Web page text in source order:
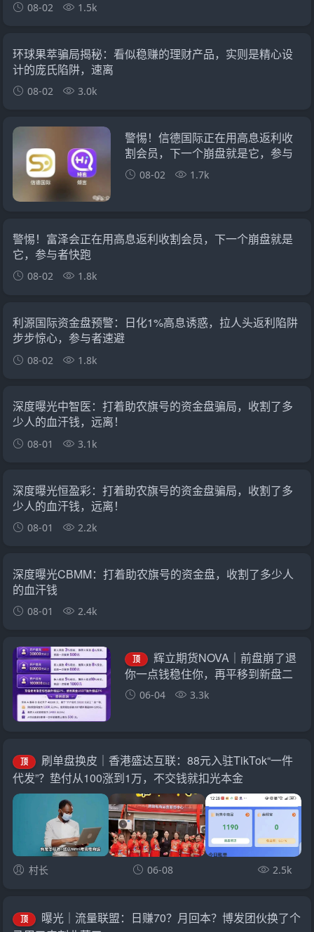
08-02 1.5k
环球果萃骗局揭秘：看似稳赚的理财产品，实则是精心设
计的庞氏陷阱，速离
08-02 3.0k
警惕！信德国际正在用高息返利收
割会员，下一个崩盘就是它，参与
者快跑
08-02 1.7k
警惕！富泽会正在用高息返利收割会员，下一个崩盘就是
它，参与者快跑
08-02 1.8k
利源国际资金盘预警：日化1%高息诱惑，拉人头返利陷阱
步步惊心，参与者速避
08-02 1.8k
深度曝光中智医：打着助农旗号的资金盘骗局，收割了多
少人的血汗钱，远离！
08-01 3.1k
深度曝光恒盈彩：打着助农旗号的资金盘骗局，收割了多
少人的血汗钱，远离！
08-01 2.2k
深度曝光CBMM：打着助农旗号的资金盘，收割了多少人
的血汗钱
08-01 2.4k
顶
辉立期货NOVA｜前盘崩了退
你一点钱稳住你，再平移到新盘二
次收割——诈骗团伙的“平移换壳流
水线”已跑了三次
06-04 3.3k
顶
刷单盘换皮｜香港盛达互联：88元入驻TikTok“一件
代发”？垫付从100涨到1万，不交钱就扣光本金
村长 06-08 2.5k
顶
曝光｜流量联盟：日赚70？月回本？博发团伙换了个